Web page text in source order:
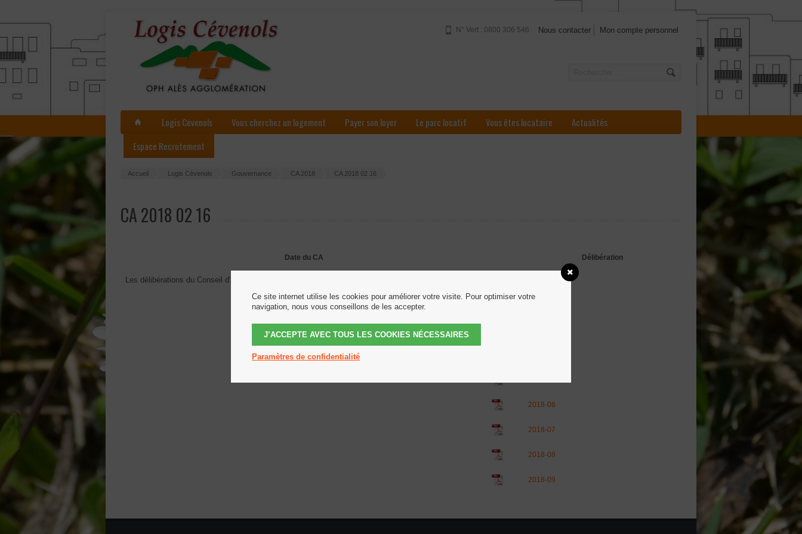
Nous contacter Mon compte personnel
N° Vert : 0800 306 546
Logis Cévenols Vous cherchez un logement Payer son loyer Le parc locatif Vous êtes locataire
Actualités
Espace Recrutement
Accueil Logis Cévenols Gouvernance CA 2018 CA 2018 02 16
CA 2018 02 16
Date du CA Délibération
Les délibérations du Conseil d'Administration du 16 Février 2018
2018-06
2018-07
2018-08
2018-09
Ce site internet utilise les cookies pour améliorer votre visite. Pour optimiser votre
navigation, nous vous conseillons de les accepter.
J’ACCEPTE AVEC TOUS LES COOKIES NÉCESSAIRES
Paramètres de confidentialité